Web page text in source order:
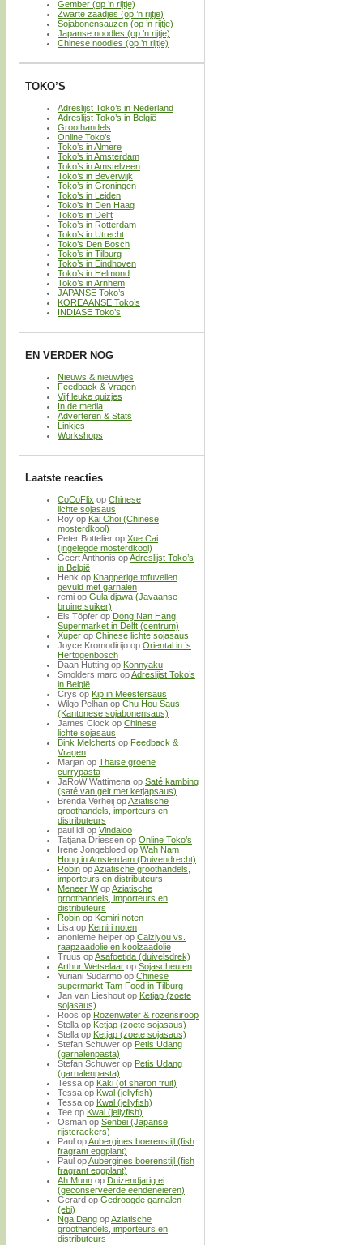
Gember (op ’n rijtje)
Zwarte zaadjes (op ’n rijtje)
Sojabonensauzen (op ’n rijtje)
Japanse noodles (op ’n rijtje)
Chinese noodles (op ’n rijtje)
TOKO’S
Adreslijst Toko’s in Nederland
Adreslijst Toko’s in België
Groothandels
Online Toko’s
Toko’s in Almere
Toko’s in Amsterdam
Toko’s in Amstelveen
Toko’s in Beverwijk
Toko’s in Groningen
Toko’s in Leiden
Toko’s in Den Haag
Toko’s in Delft
Toko’s in Rotterdam
Toko’s in Utrecht
Toko’s Den Bosch
Toko’s in Tilburg
Toko’s in Eindhoven
Toko’s in Helmond
Toko’s in Arnhem
JAPANSE Toko’s
KOREAANSE Toko’s
INDIASE Toko’s
EN VERDER NOG
Nieuws & nieuwtjes
Feedback & Vragen
Vijf leuke quizjes
In de media
Adverteren & Stats
Linkjes
Workshops
Laatste reacties
CoCoFlix op Chinese
lichte sojasaus
Roy op Kai Choi (Chinese
mosterdkool)
Peter Bottelier op Xue Cai
(ingelegde mosterdkool)
Geert Anthonis opAdreslijst Toko’s
in België
Henk op Knapperige tofuvellen
gevuld met garnalen
remi op Gula djawa (Javaanse
bruine suiker)
Els Töpfer op Dong Nan Hang
Supermarket in Delft (centrum)
Xuper op Chinese lichte sojasaus
Joyce Kromodirijo op Oriental in ’s
Hertogenbosch
Daan Hutting op Konnyaku
Smolders marc opAdreslijst Toko’s
in België
Crys op Kip in Meestersaus
Wilgo Pelhan op Chu Hou Saus
(Kantonese sojabonensaus)
James Clock op Chinese
lichte sojasaus
Bink Melcherts op Feedback &
Vragen
Marjan op Thaise groene
currypasta
JaRoW Wattimena op Saté kambing
(saté van geit met ketjapsaus)
Brenda Verheij opAziatische
groothandels, importeurs en
distributeurs
paul idi op Vindaloo
Tatjana Driessen op Online Toko’s
Irene Jongebloed op Wah Nam
Hong in Amsterdam (Duivendrecht)
Robin opAziatische groothandels,
importeurs en distributeurs
Meneer WopAziatische
groothandels, importeurs en
distributeurs
Robin op Kemiri noten
Lisa op Kemiri noten
anonieme helper op Caiziyou vs.
raapzaadolie en koolzaadolie
Truus opAsafoetida (duivelsdrek)
Arthur Wetselaar op Sojascheuten
Yuriani Sudarmo op Chinese
supermarkt Tam Food in Tilburg
Jan van Lieshout op Ketjap (zoete
sojasaus)
Roos op Rozenwater & rozensiroop
Stella op Ketjap (zoete sojasaus)
Stella op Ketjap (zoete sojasaus)
Stefan Schuwer op Petis Udang
(garnalenpasta)
Stefan Schuwer op Petis Udang
(garnalenpasta)
Tessa op Kaki (of sharon fruit)
Tessa op Kwal (jellyfish)
Tessa op Kwal (jellyfish)
Tee op Kwal (jellyfish)
Osman op Senbei (Japanse
rijstcrackers)
Paul opAubergines boerenstijl (fish
fragrant eggplant)
Paul opAubergines boerenstijl (fish
fragrant eggplant)
Ah Munn op Duizendjarig ei
(geconserveerde eendeneieren)
Gerard op Gedroogde garnalen
(ebi)
Nga Dang opAziatische
groothandels, importeurs en
distributeurs